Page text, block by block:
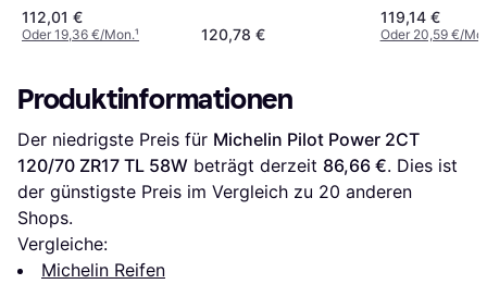
112,01 €
Oder 19,36 €/Mon.¹ 120,78 €
119,14 €
Oder 20,59 €/
Produktinformationen
Der niedrigste Preis für Michelin Pilot Power 2CT
120/70 ZR17 TL 58W beträgt derzeit 86,66 €. Dies ist
der günstigste Preis im Vergleich zu 20 anderen
Shops.
Vergleiche:
Michelin Reifen